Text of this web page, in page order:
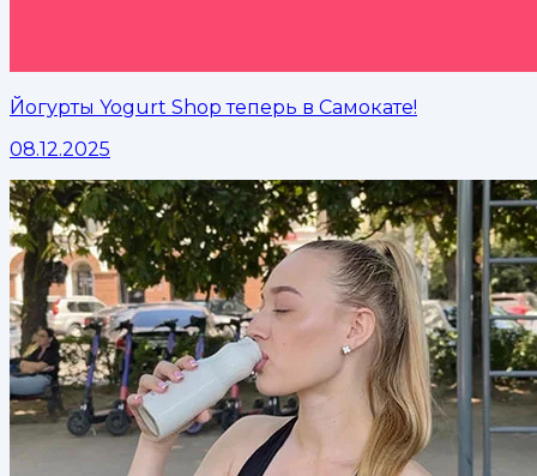
Йогурты Yogurt Shop теперь в Самокате!
08.12.2025